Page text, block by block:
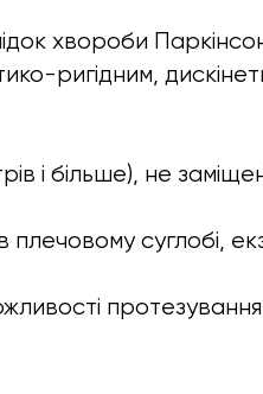
хвороби
ригідним,
і більше), не
плечовому суглобі,
протезування